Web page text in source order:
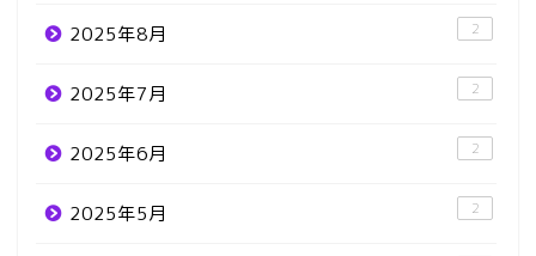
2025年8月 2
2025年7月 2
2025年6月 2
2025年5月 2